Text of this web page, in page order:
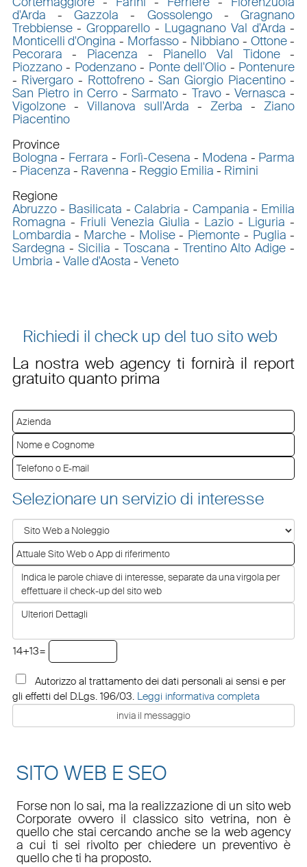
d'Arda -Gazzola - Gossolengo-Gragnano
Trebbiense-Gropparello - Lugagnano Val d'Arda -
Monticelli d'Ongina - Morfasso - Nibbiano- Ottone-
Pecorara - Piacenza - Pianello Val Tidone-
Piozzano- Podenzano- Ponte dell'Olio - Pontenure
- Rivergaro - Rottofreno-San Giorgio Piacentino-
San Pietro in Cerro - Sarmato - Travo-Vernasca -
Vigolzone- Villanova sull'Arda -Zerba -Ziano
Piacentino
Province
Bologna - Ferrara - Forlì-Cesena - Modena - Parma
- Piacenza - Ravenna - Reggio Emilia - Rimini
Regione
Abruzzo- Basilicata - Calabria - Campania - Emilia
Romagna - Friuli Venezia Giulia - Lazio - Liguria -
Lombardia - Marche - Molise- Piemonte - Puglia -
Sardegna - Sicilia - Toscana - Trentino Alto Adige -
Umbria - Valle d'Aosta - Veneto
Richiedi il check up del tuo sito web
La nostra web agency ti fornirà il report
gratuito quanto prima
Selezionare un servizio di interesse
14+13=
Autorizzo al trattamento dei dati personali ai sensi e per
gli effetti del D.Lgs. 196/03. Leggi informativa completa
SITO WEB E SEO
Forse non lo sai, ma la realizzazione di un sito web
Corporate ovvero il classico sito vetrina, non è
quello che stai cercando anche se la web agency
a cui ti sei rivolto per chiedere un preventivo è
quello che ti ha proposto.